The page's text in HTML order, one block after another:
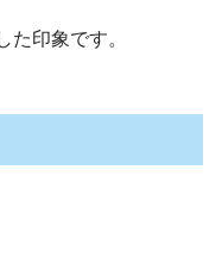
た印象です。